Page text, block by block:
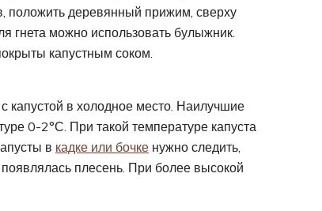
положить деревянный прижим, сверху
гнета можно использовать булыжник.
капустным соком.
капустой в холодное место. Наилучшие
0-2°С. При такой температуре капуста
в кадке или бочке нужно следить,
плесень. При более высокой